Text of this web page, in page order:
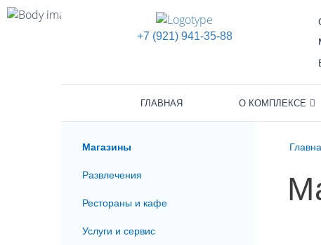
+7 (921) 941-35-88
ГЛАВНАЯ О КОМПЛЕКСЕ
Магазины
Развлечения
Рестораны и кафе
Услуги и сервис